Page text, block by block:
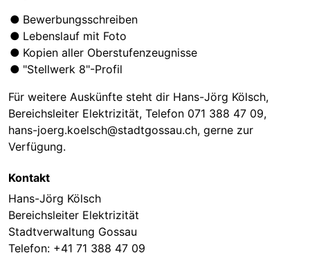
Bewerbungsschreiben
Lebenslauf mit Foto
Kopien aller Oberstufenzeugnisse
"Stellwerk 8"-Profil
Für weitere Auskünfte steht dir Hans-Jörg Kölsch,
Bereichsleiter Elektrizität, Telefon 071 388 47 09,
hans-joerg.koelsch@stadtgossau.ch, gerne zur
Verfügung.
Kontakt
Hans-Jörg Kölsch
Bereichsleiter Elektrizität
Stadtverwaltung Gossau
Telefon: +41 71 388 47 09